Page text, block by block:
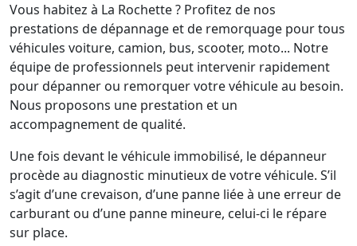
Vous habitez à La Rochette ? Profitez de nos
prestations de dépannage et de remorquage pour tous
véhicules voiture, camion, bus, scooter, moto... Notre
équipe de professionnels peut intervenir rapidement
pour dépanner ou remorquer votre véhicule au besoin.
Nous proposons une prestation et un
accompagnement de qualité.
Une fois devant le véhicule immobilisé, le dépanneur
procède au diagnostic minutieux de votre véhicule. S’il
s’agit d’une crevaison, d’une panne liée à une erreur de
carburant ou d’une panne mineure, celui-ci le répare
sur place.